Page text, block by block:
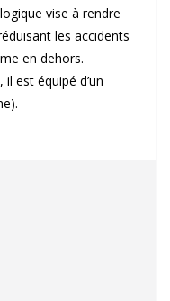
vise à rendre
les accidents
en dehors.
il est équipé d’un